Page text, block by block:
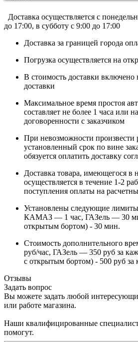
Доставка осуществляется c
до 17:00, в субботу с 9:00 до 17:00
Доставка за границей города
Погрузка осуществляется на
В стоимость доставки включено
доставки
Максимальное время простоя
составляет не более 1 часа или
договоренности с заказчиком
При невозможности произвести
установленный срок по вине
обязуется оплатить доставку
Доставка товара, имеющегося в
осуществляется в течение 1-2
поступления оплаты на
Установлены следующие лимиты
КАМАЗ — 1 час, ГАЗель — 30
открытым бортом) - 30 мин.
Стоимость дополнительного
руб/час, ГАЗель — 350 руб за
с открытым бортом) - 500 руб
Отзывы
Задать вопрос
Вы можете задать любой
или работе магазина.
Наши квалифицированные
помогут.